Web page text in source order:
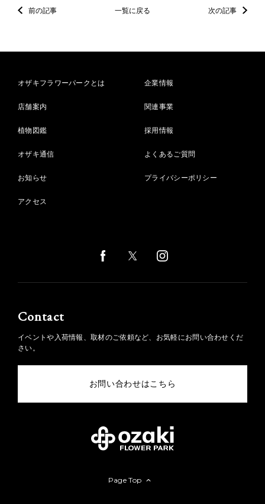
前の記事 一覧に戻る 次の記事
オザキフラワーパークとは
店舗案内
植物図鑑
オザキ通信
お知らせ
アクセス
企業情報
関連事業
採用情報
よくあるご質問
プライバシーポリシー
Contact
イベントや入荷情報、取材のご依頼など、お気軽にお問い合わせくだ
さい。
お問い合わせはこちら
Page Top